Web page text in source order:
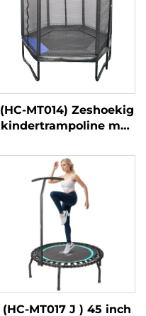
(HC-MT014) Zeshoekig
kindertrampoline met
(HC-MT017 J ) 45 inch